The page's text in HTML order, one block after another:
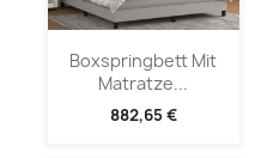
Boxspringbett Mit
Matratze...
882,65 €